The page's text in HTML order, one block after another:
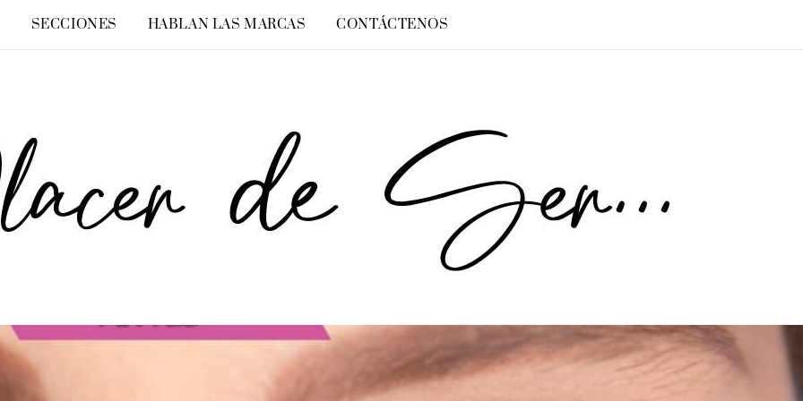
SECCIONES HABLAN LAS MARCAS CONTÁCTENOS